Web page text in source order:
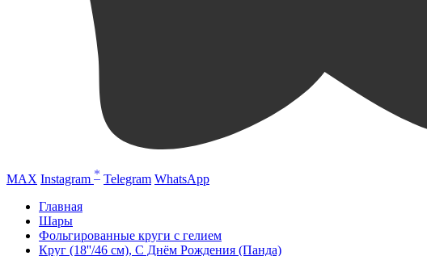
MAX Instagram * Telegram WhatsApp
Главная
Шары
Фольгированные круги с гелием
Круг (18''/46 см), С Днём Рождения (Панда)